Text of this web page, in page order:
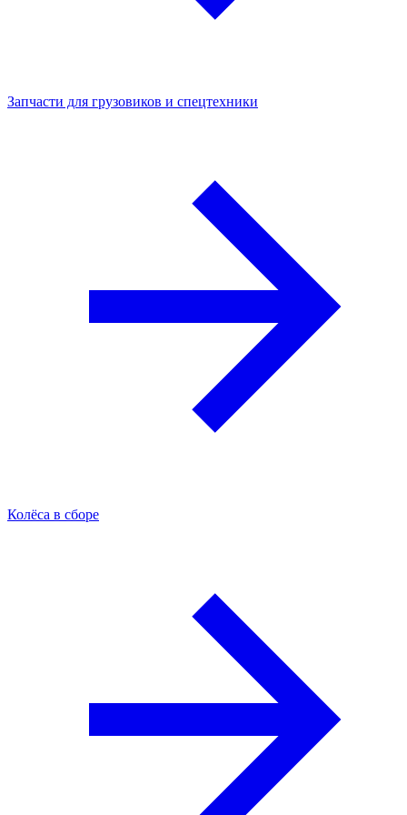
Запчасти для грузовиков и спецтехники
Колёса в сборе